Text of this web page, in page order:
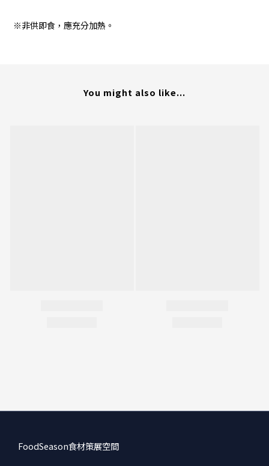
※非供即食，應充分加熱。
You might also like...
FoodSeason食材策展空間